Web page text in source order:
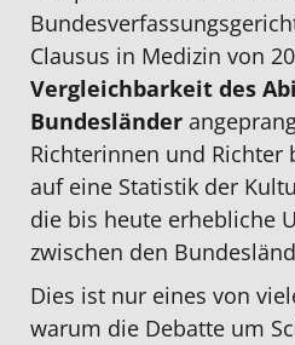
Clausus in Medizin von
Vergleichbarkeit des
Bundesländer
Richterinnen und Richter
auf eine Statistik der
die bis heute erhebliche
zwischen den
Dies ist nur eines von
warum die Debatte um